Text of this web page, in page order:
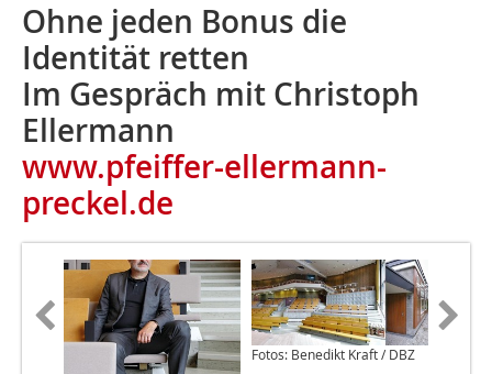
Ohne jeden Bonus die
Identität retten
Im Gespräch mit Christoph
Ellermann
www.pfeiffer-ellermann-
preckel.de
Fotos: Benedikt Kraft / DBZ